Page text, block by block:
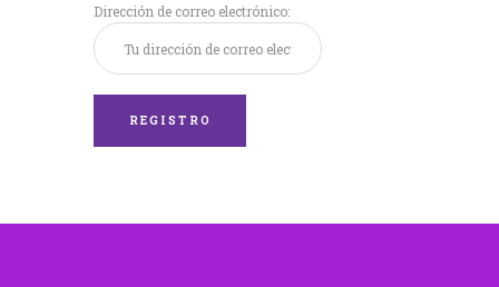
Dirección de correo electrónico: